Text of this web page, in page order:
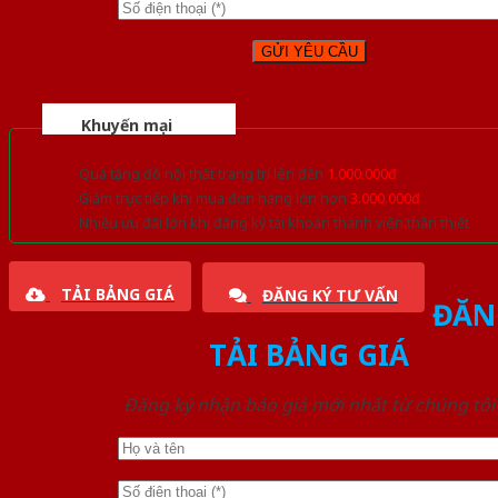
Khuyến mại
Quà tặng đồ nội thất trang trí lên đến 1.000.000đ
Giảm trực tiếp khi mua đơn hàng lớn hơn 3.000.000đ
Nhiều ưu đãi lớn khi đăng ký tài khoản thành viên thân thiết
TẢI BẢNG GIÁ ĐĂNG KÝ TƯ VẤN
TẢI BẢNG GIÁ
Đăng ký nhận báo giá mới nhất từ chúng tôi